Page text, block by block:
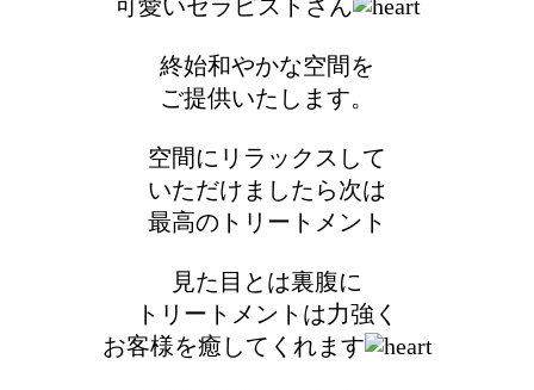
可愛いセラピストさん
終始和やかな空間を
ご提供いたします。
空間にリラックスして
いただけましたら次は
最高のトリートメント
見た目とは裏腹に
トリートメントは力強く
お客様を癒してくれます